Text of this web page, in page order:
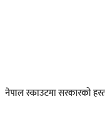
नेपाल स्काउटमा सरकारको